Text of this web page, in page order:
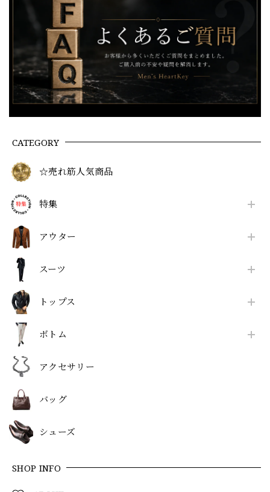
CATEGORY
☆売れ筋人気商品
特集
アウター
スーツ
トップス
ボトム
アクセサリー
バッグ
シューズ
SHOP INFO